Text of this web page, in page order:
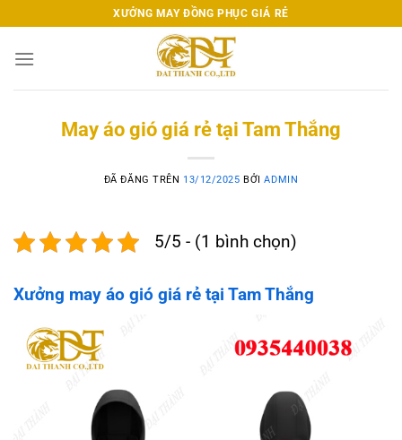
đến
nội
XƯỞNG MAY ĐỒNG PHỤC GIÁ RẺ
May áo gió giá rẻ tại Tam Thắng
ĐÃ ĐĂNG TRÊN 13/12/2025 BỞIADMIN
5/5 - (1 bình chọn)
Xưởng may áo gió giá rẻ tại Tam Thắng